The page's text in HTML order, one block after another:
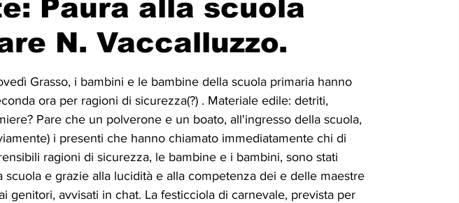
Politica nostrana Politica forestiera
Un ro MUSICA RUBRICA: LA NOSTRA
Curiosità VIGNETTE
Paura alla scuola
N. Vaccalluzzo.
5.
Grasso, i bambini e le bambine della scuola primaria hanno
ora per ragioni di sicurezza(?) . Materiale edile: detriti,
Pare che un polverone e un boato, all'ingresso della scuola,
i presenti che hanno chiamato immediatamente chi di
ragioni di sicurezza, le bambine e i bambini, sono stati
scuola e grazie alla lucidità e alla competenza dei e delle maestre
genitori, avvisati in chat. La festicciola di carnevale, prevista per